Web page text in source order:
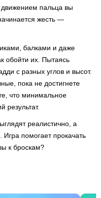
пальца вы
жесть —
балками и даже
обойти их. Пытаясь
с разных углов и высот.
пока не достигнете
что минимальное
результат.
реалистично, а
Игра помогает прокачать
к броскам?